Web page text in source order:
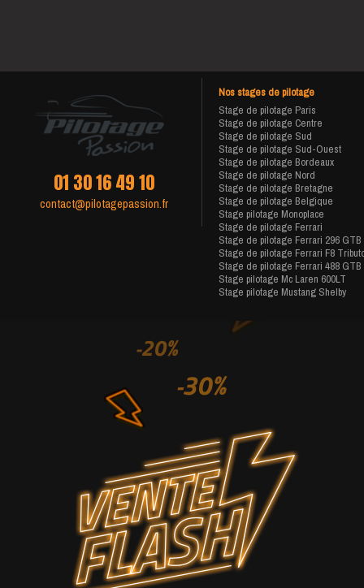
01 30 16 49 10
contact@pilotagepassion.fr
Nos stages de pilotage
Stage de pilotage Paris
Stage de pilotage Centre
Stage de pilotage Sud
Stage de pilotage Sud-Ouest
Stage de pilotage Bordeaux
Stage de pilotage Nord
Stage de pilotage Bretagne
Stage de pilotage Belgique
Stage pilotage Monoplace
Stage de pilotage Ferrari
Stage de pilotage Ferrari 296 GTB
Stage de pilotage Ferrari F8
Stage de pilotage Ferrari 488 GTB
Stage pilotage Mc Laren 600LT
Stage pilotage Mustang Shelby